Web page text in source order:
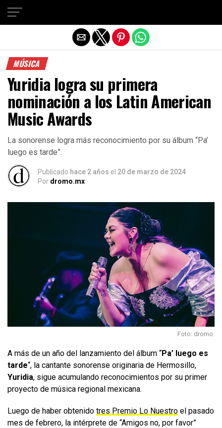
MÚSICA
Yuridia logra su primera
nominación a los Latin American
Music Awards
La sonorense logra más reconocimiento por su álbum “Pa’
luego es tarde”.
Publicado hace 2 años el 20 de marzo de 2024
Por dromo.mx
Foto: dromo.
A más de un año del lanzamiento del álbum “Pa’ luego es
tarde“, la cantante sonorense originaria de Hermosillo,
Yuridia, sigue acumulando reconocimientos por su primer
proyecto de música regional mexicana.
Luego de haber obtenido tres Premio Lo Nuestro el pasado
mes de febrero, la intérprete de “Amigos no, por favor”